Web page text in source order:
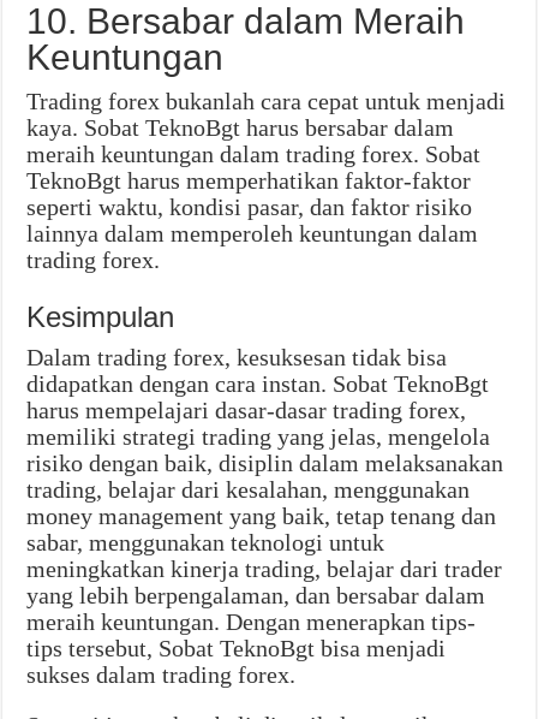
10. Bersabar dalam Meraih
Keuntungan
Trading forex bukanlah cara cepat untuk menjadi
kaya. Sobat TeknoBgt harus bersabar dalam
meraih keuntungan dalam trading forex. Sobat
TeknoBgt harus memperhatikan faktor-faktor
seperti waktu, kondisi pasar, dan faktor risiko
lainnya dalam memperoleh keuntungan dalam
trading forex.
Kesimpulan
Dalam trading forex, kesuksesan tidak bisa
didapatkan dengan cara instan. Sobat TeknoBgt
harus mempelajari dasar-dasar trading forex,
memiliki strategi trading yang jelas, mengelola
risiko dengan baik, disiplin dalam melaksanakan
trading, belajar dari kesalahan, menggunakan
money management yang baik, tetap tenang dan
sabar, menggunakan teknologi untuk
meningkatkan kinerja trading, belajar dari trader
yang lebih berpengalaman, dan bersabar dalam
meraih keuntungan. Dengan menerapkan tips-
tips tersebut, Sobat TeknoBgt bisa menjadi
sukses dalam trading forex.